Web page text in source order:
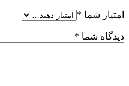
امتیاز شما *
دیدگاه شما *